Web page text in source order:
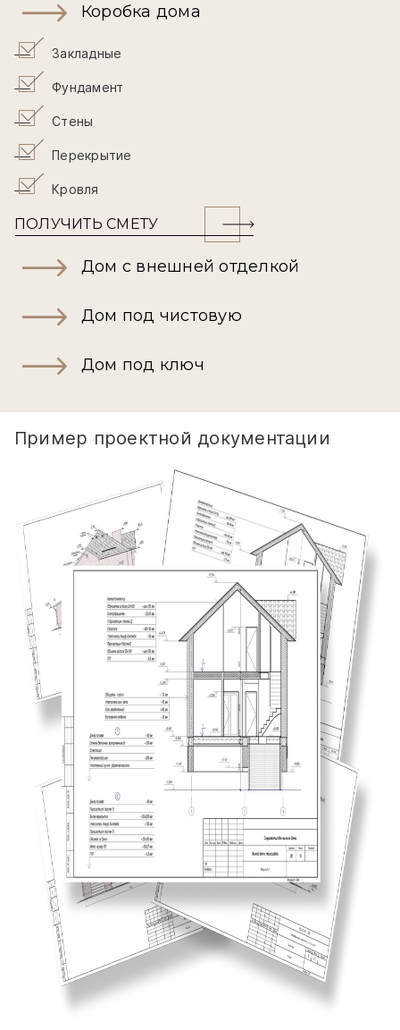
Коробка дома
Закладные
Фундамент
Стены
Перекрытие
Кровля
ПОЛУЧИТЬ СМЕТУ
Дом с внешней отделкой
Дом под чистовую
Дом под ключ
Пример проектной документации